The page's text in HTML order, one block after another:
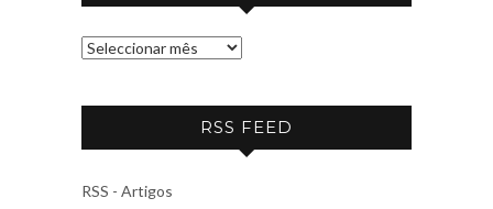
A
C
V
RSS FEED
RSS - Artigos